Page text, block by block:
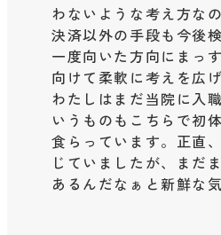
わないような考え方な
決済以外の手段も今後
一度向いた方向にまっ
向けて柔軟に考えを広
わたしはまだ当院に入
いうものもこちらで初
食らっています。正直
じていましたが、まだ
あるんだなぁと新鮮な